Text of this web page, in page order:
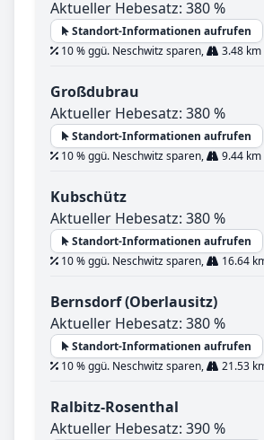
Aktueller Hebesatz: 380 %
Standort-Informationen aufrufen
10 % ggü. Neschwitz sparen,
3.48
Großdubrau
Aktueller Hebesatz: 380 %
Standort-Informationen aufrufen
10 % ggü. Neschwitz sparen,
9.44
Kubschütz
Aktueller Hebesatz: 380 %
Standort-Informationen aufrufen
10 % ggü. Neschwitz sparen,
16.64
Bernsdorf (Oberlausitz)
Aktueller Hebesatz: 380 %
Standort-Informationen aufrufen
10 % ggü. Neschwitz sparen,
21.53
Ralbitz-Rosenthal
Aktueller Hebesatz: 390 %